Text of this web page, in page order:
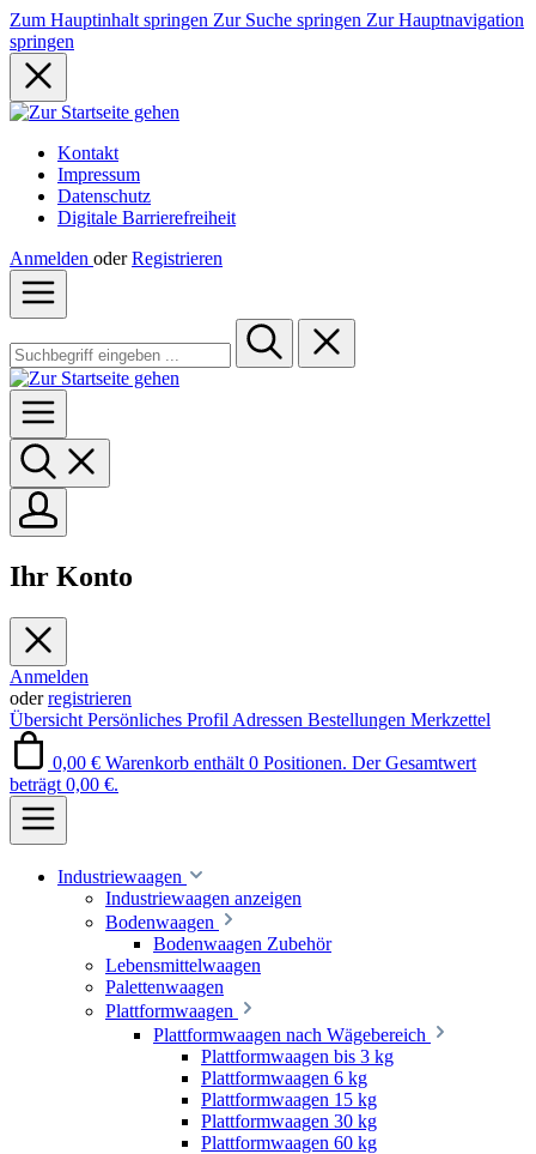
Zum Hauptinhalt springen Zur Suche springen Zur Hauptnavigation
springen
Kontakt
Impressum
Datenschutz
Digitale Barrierefreiheit
Anmelden oder Registrieren
Ihr Konto
Anmelden
oderregistrieren
Übersicht Persönliches Profil Adressen Bestellungen Merkzettel
0,00 € Warenkorb enthält 0 Positionen. Der Gesamtwert
beträgt 0,00 €.
Industriewaagen
Industriewaagen anzeigen
Bodenwaagen
Bodenwaagen Zubehör
Lebensmittelwaagen
Palettenwaagen
Plattformwaagen
Plattformwaagen nach Wägebereich
Plattformwaagen bis 3 kg
Plattformwaagen 6 kg
Plattformwaagen 15 kg
Plattformwaagen 30 kg
Plattformwaagen 60 kg